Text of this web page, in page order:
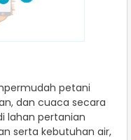
petani
dan cuaca secara
lahan pertanian
serta kebutuhan air,